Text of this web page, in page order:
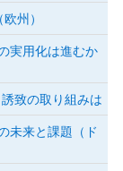
州）
実用化は進むか
致の取り組みは
未来と課題（ド